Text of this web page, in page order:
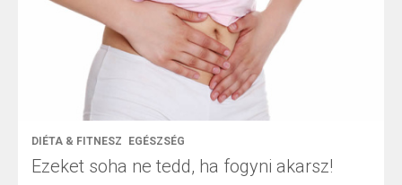
DIÉTA & FITNESZ EGÉSZSÉG
Ezeket soha ne tedd, ha fogyni akarsz!